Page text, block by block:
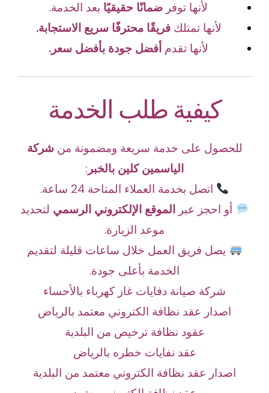
لأنها توفر ضمانًا حقيقيًا بعد الخدمة.
لأنها تمتلكفريقًا محترفًا سريع الاستجابة.
لأنها تقدم أفضل جودة بأفضل سعر.
كيفية طلب الخدمة
للحصول على خدمة سريعة ومضمونة منشركة
الياسمين كلين بالخبر :
اتصل بخدمة العملاء المتاحة 24 ساعة.
أو احجز عبر الموقع الإلكتروني الرسمي لتحديد
موعد الزيارة.
يصل فريق العمل خلال ساعات قليلة لتقديم
الخدمة بأعلى جودة.
شركة صيانة دفايات غاز كهرباء بالأحساء
اصدار عقد نظافة الكتروني معتمد بالرياض
عقود نظافة ترخيص من البلدية
عقد نفايات خطره بالرياض
اصدار عقد نظافة الكتروني معتمد من البلدية